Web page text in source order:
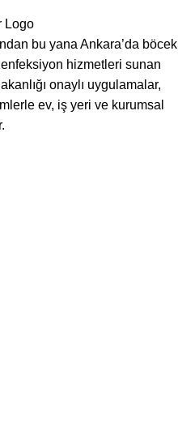
bu yana Ankara’da böcek
hizmetleri sunan
onaylı uygulamalar,
ev, iş yeri ve kurumsal